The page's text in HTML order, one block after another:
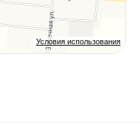
Условия использования